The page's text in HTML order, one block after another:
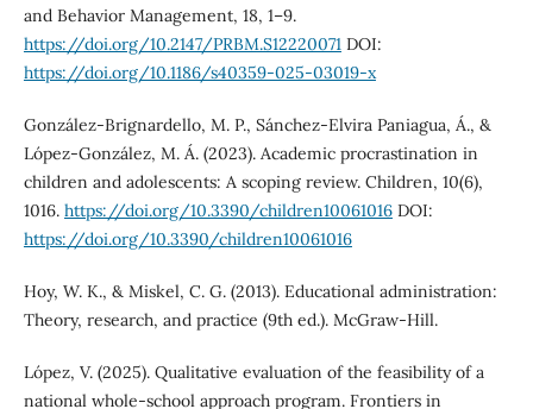
and Behavior Management, 18, 1–9.
https://doi.org/10.2147/PRBM.S12220071DOI:
https://doi.org/10.1186/s40359-025-03019-x
González-Brignardello, M. P., Sánchez-Elvira Paniagua, Á., &
López-González, M. Á. (2023). Academic procrastination in
children and adolescents: A scoping review. Children, 10(6),
1016. https://doi.org/10.3390/children10061016DOI:
https://doi.org/10.3390/children10061016
Hoy, W. K., & Miskel, C. G. (2013). Educational administration:
Theory, research, and practice (9th ed.). McGraw-Hill.
López, V. (2025). Qualitative evaluation of the feasibility of a
national whole-school approach program. Frontiers in